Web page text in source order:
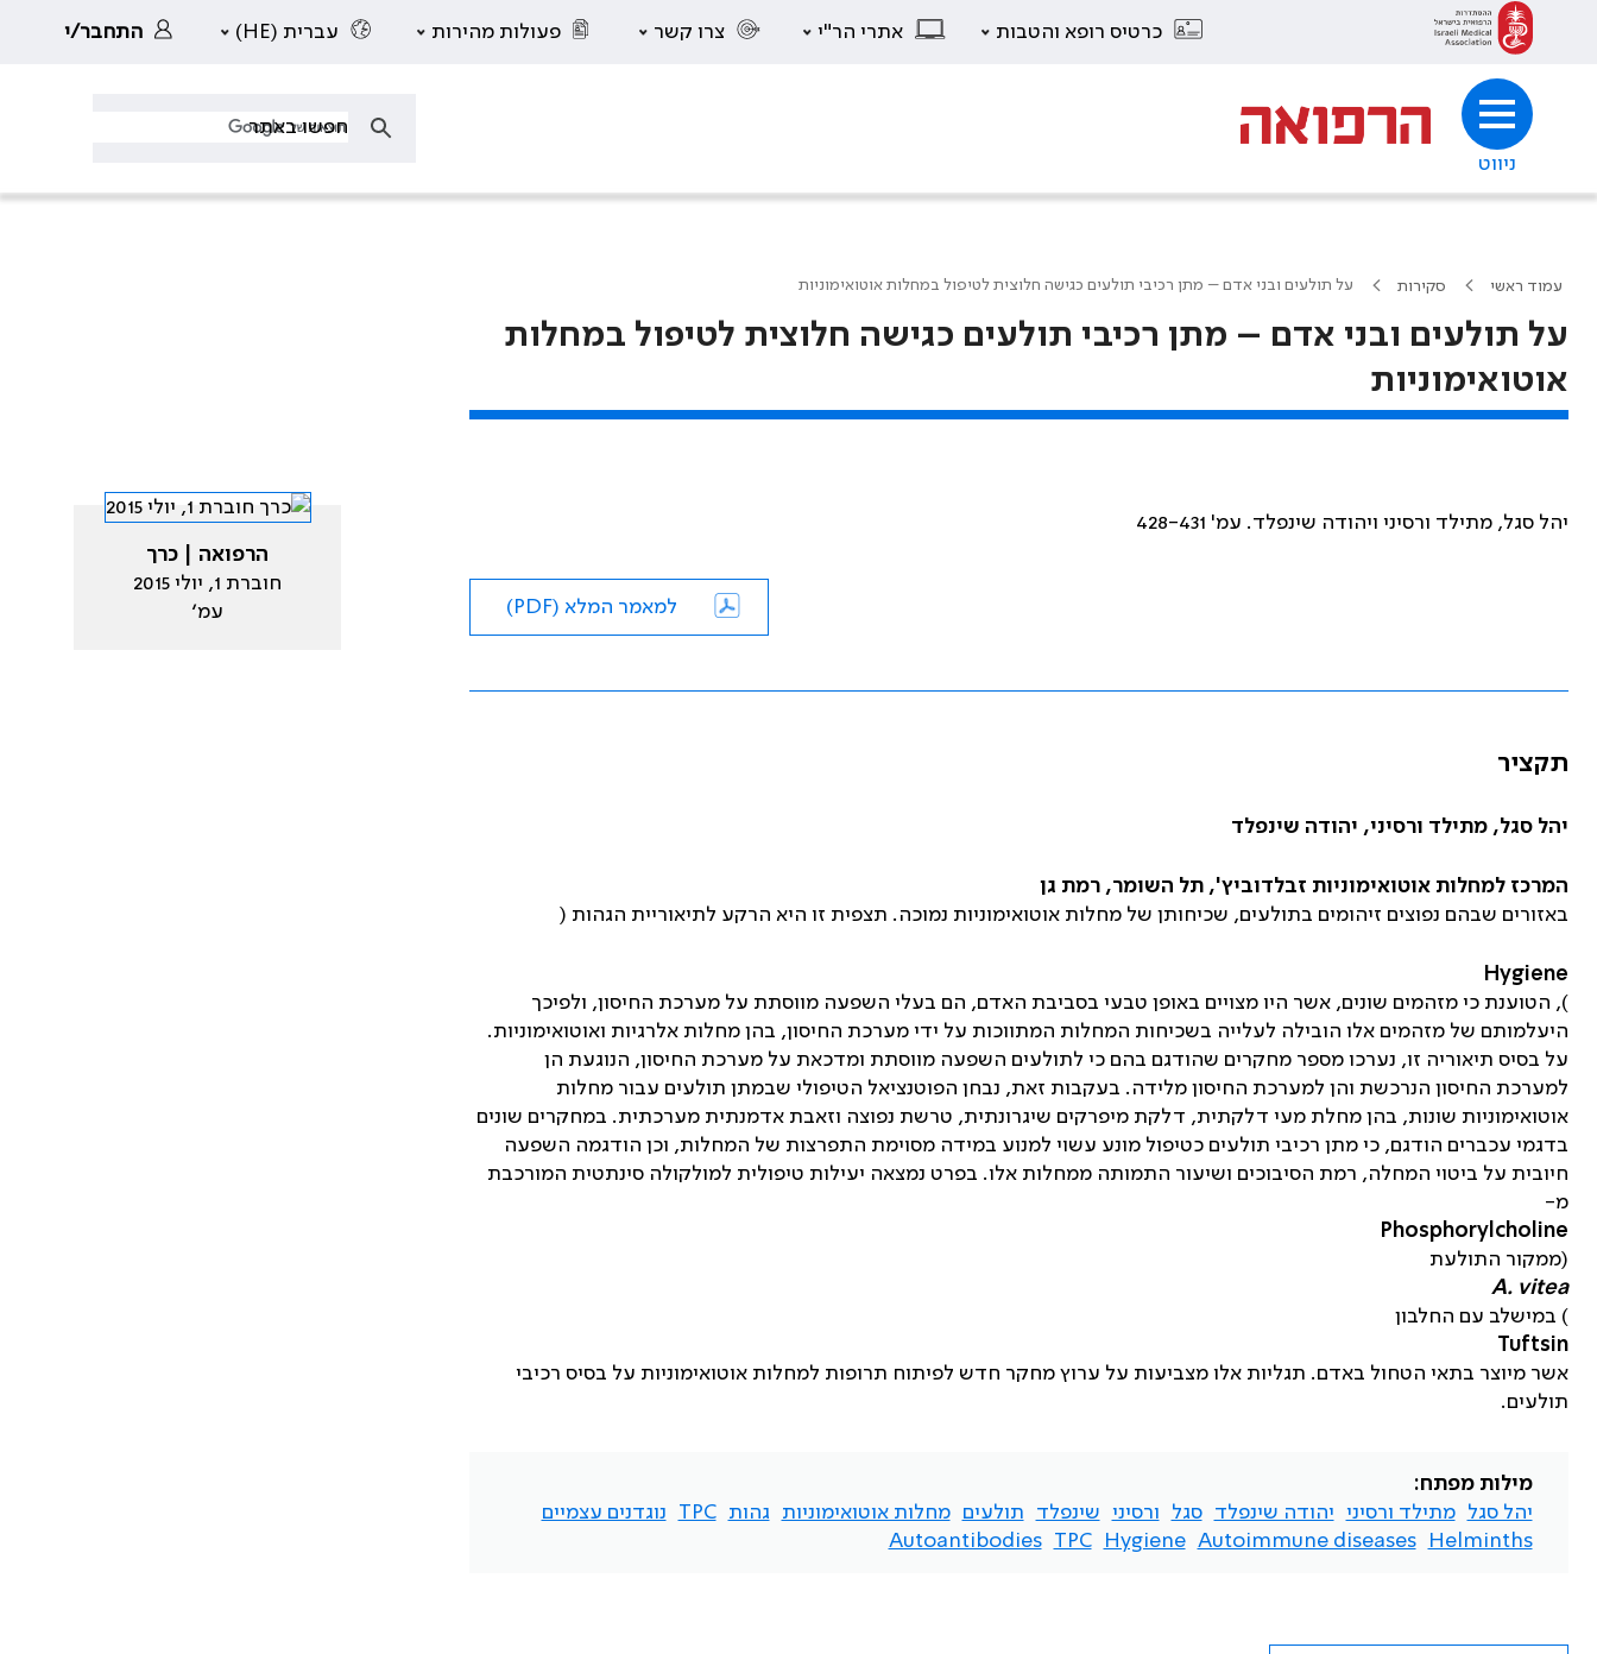
כרטיס רופא והטבות אתרי הר"י צרו קשר פעולות מהירות עברית (HE) התחבר/י
ניווט
עמוד ראשי סקירות על תולעים ובני אדם – מתן רכיבי תולעים כגישה חלוצית לטיפול במחלות אוטואימוניות
על תולעים ובני אדם – מתן רכיבי תולעים כגישה חלוצית לטיפול במחלות
אוטואימוניות
יהל סגל, מתילד ורסיני ויהודה שינפלד. עמ' 428-431
למאמר המלא (PDF)
תקציר
יהל סגל, מתילד ורסיני, יהודה שינפלד
המרכז למחלות אוטואימוניות זבלדוביץ', תל השומר, רמת גן
באזורים שבהם נפוצים זיהומים בתולעים, שכיחותן של מחלות אוטואימוניות נמוכה. תצפית זו היא הרקע לתיאוריית הגהות (
Hygiene
), הטוענת כי מזהמים שונים, אשר היו מצויים באופן טבעי בסביבת האדם, הם בעלי השפעה מווסתת על מערכת החיסון, ולפיכך
היעלמותם של מזהמים אלו הובילה לעלייה בשכיחות המחלות המתווכות על ידי מערכת החיסון, בהן מחלות אלרגיות ואוטואימוניות.
על בסיס תיאוריה זו, נערכו מספר מחקרים שהודגם בהם כי לתולעים השפעה מווסתת ומדכאת על מערכת החיסון, הנוגעת הן
למערכת החיסון הנרכשת והן למערכת החיסון מלידה. בעקבות זאת, נבחן הפוטנציאל הטיפולי שבמתן תולעים עבור מחלות
אוטואימוניות שונות, בהן מחלת מעי דלקתית, דלקת מיפרקים שיגרונתית, טרשת נפוצה וזאבת אדמנתית מערכתית. במחקרים שונים
בדגמי עכברים הודגם, כי מתן רכיבי תולעים כטיפול מונע עשוי למנוע במידה מסוימת התפרצות של המחלות, וכן הודגמה השפעה
חיובית על ביטוי המחלה, רמת הסיבוכים ושיעור התמותה ממחלות אלו. בפרט נמצאה יעילות טיפולית למולקולה סינתטית המורכבת
מ-
Phosphorylcholine
(ממקור התולעת
A. vitea
) במישלב עם החלבון
Tuftsin
אשר מיוצר בתאי הטחול באדם. תגליות אלו מצביעות על ערוץ מחקר חדש לפיתוח תרופות למחלות אוטואימוניות על בסיס רכיבי
תולעים.
מילות מפתח:
יהל סגל
מתילד ורסיני יהודה שינפלד סגל ורסיני שינפלד תולעים מחלות אוטואימוניות גהות TPC
נוגדנים עצמיים
Helminths
Autoimmune diseases
Hygiene
TPC
Autoantibodies
הרפואה | כרך
חוברת 1, יולי 2015
עמ׳